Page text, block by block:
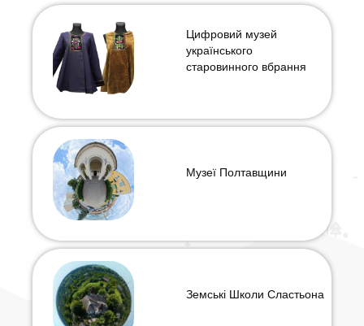
Цифровий музей
українського
старовинного вбрання
Музеї Полтавщини
Земські Школи Сластьона